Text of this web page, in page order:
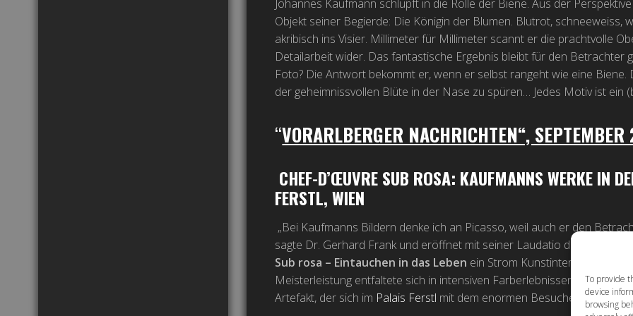
To provide
device
browsing
Johannes Kaufmann schlüpft in die Rolle der Biene. Aus der
Objekt seiner Begierde: Die Königin der Blumen. Blutrot, schneeweiss,
akribisch ins Visier. Millimeter für Millimeter scannt er die prachtvolle
Detailarbeit wider. Das fantastische Ergebnis bleibt für den Betrachter
Foto? Die Antwort bekommt er, wenn er selbst rangeht wie eine
der geheimnissvollen Blüte in der Nase zu spüren… Jedes Motiv ist ein
“VORARLBERGER NACHRICHTEN“,
CHEF-D’ŒUVRESUB ROSA: KAUFMANNS WERKE IN
FERSTL, WIEN
„Bei Kaufmanns Bildern denke ich an Picasso, weil auch er den
sagte Dr. Gerhard Frank und eröffnet mit seiner Laudatio die
Sub rosa – Eintauchen in das Leben ein Strom Kunstinteressierter.
Meisterleistung entfaltete sich in intensiven Farberlebnissen und
Artefakt, der sich im Palais Ferstl mit dem enormen Besucherandrang